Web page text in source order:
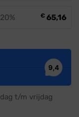
€ 65,16
t/m vrijdag